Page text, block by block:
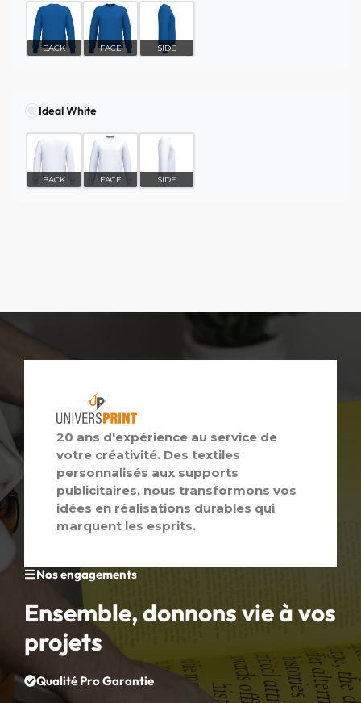
BACK FACE SIDE
Ideal White
BACK FACE SIDE
Nos engagements
Ensemble, donnons vie à vos
projets
Qualité Pro Garantie
20 ans d'expérience au service de
votre créativité. Des textiles
personnalisés aux supports
publicitaires, nous transformons vos
idées en réalisations durables qui
marquent les esprits.